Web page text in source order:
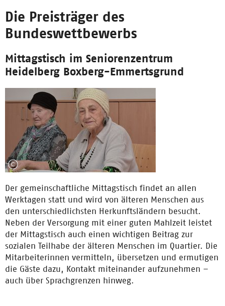
Die Preisträger des
Bundeswettbewerbs
Mittagstisch im Seniorenzentrum
Heidelberg Boxberg-Emmertsgrund
Der gemeinschaftliche Mittagstisch findet an allen
Werktagen statt und wird von älteren Menschen aus
den unterschiedlichsten Herkunftsländern besucht.
Neben der Versorgung mit einer guten Mahlzeit leistet
der Mittagstisch auch einen wichtigen Beitrag zur
sozialen Teilhabe der älteren Menschen im Quartier. Die
Mitarbeiterinnen vermitteln, übersetzen und ermutigen
die Gäste dazu, Kontakt miteinander aufzunehmen –
auch über Sprachgrenzen hinweg.